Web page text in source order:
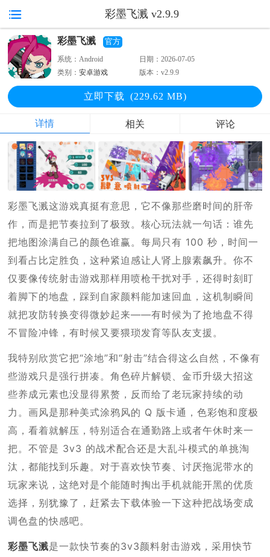
彩墨飞溅 v2.9.9
彩墨飞溅 官方
系统：Android 日期：2026-07-05
类别：安卓游戏 版本：v2.9.9
立即下载 (229.62 MB)
详情 相关 评论
彩墨飞溅这游戏真挺有意思，它不像那些磨时间的肝帝
作，而是把节奏拉到了极致。核心玩法就一句话：谁先
把地图涂满自己的颜色谁赢。每局只有 100 秒，时间一
到看占比定胜负，这种紧迫感让人肾上腺素飙升。你不
仅要像传统射击游戏那样用喷枪干扰对手，还得时刻盯
着脚下的地盘，踩到自家颜料能加速回血，这机制瞬间
就把攻防转换变得微妙起来——有时候为了抢地盘不得
不冒险冲锋，有时候又要猥琐发育等队友支援。
我特别欣赏它把“涂地”和“射击”结合得这么自然，不像有
些游戏只是强行拼凑。角色碎片解锁、金币升级大招这
些养成元素也没显得累赘，反而给了老玩家持续的动
力。画风是那种美式涂鸦风的 Q 版卡通，色彩饱和度极
高，看着就解压，特别适合在通勤路上或者午休时来一
把。不管是 3v3 的战术配合还是大乱斗模式的单挑淘
汰，都能找到乐趣。对于喜欢快节奏、讨厌拖泥带水的
玩家来说，这绝对是个能随时掏出手机就能开黑的优质
选择，别犹豫了，赶紧去下载体验一下这种把战场变成
调色盘的快感吧。
彩墨飞溅是一款快节奏的3v3颜料射击游戏，采用快节